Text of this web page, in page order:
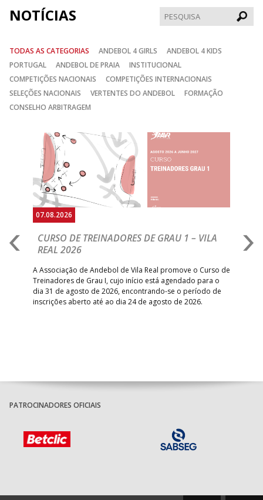
NOTÍCIAS
TODAS AS CATEGORIAS ANDEBOL 4 GIRLS
ANDEBOL 4 KIDS
PORTUGAL
ANDEBOL DE PRAIA
INSTITUCIONAL
COMPETIÇÕES NACIONAIS
COMPETIÇÕES INTERNACIONAIS
SELEÇÕES NACIONAIS
VERTENTES DO ANDEBOL
FORMAÇÃO
CONSELHO ARBITRAGEM
07.08.2026
CURSO DE TREINADORES DE GRAU 1 – VILA
REAL 2026
A Associação de Andebol de Vila Real promove o Curso de
Treinadores de Grau I, cujo início está agendado para o
dia 31 de agosto de 2026, encontrando-se o período de
inscrições aberto até ao dia 24 de agosto de 2026.
Anterior
PATROCINADORES OFICIAIS